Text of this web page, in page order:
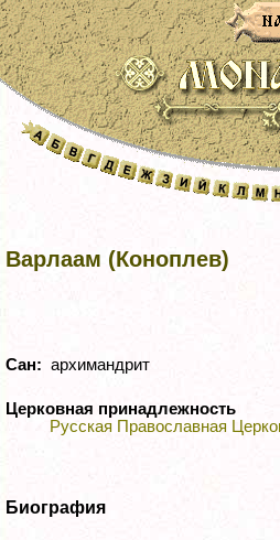
Варлаам (Коноплев)
Сан: архимандрит
Церковная принадлежность
Русская Православная
Биография